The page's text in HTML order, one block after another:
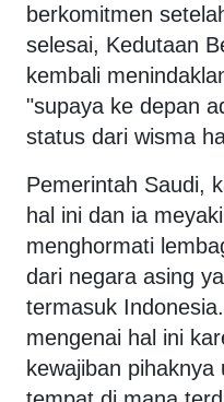
berkomitmen
selesai, Kedutaan
kembali
"supaya ke depan
status dari wisma
Pemerintah Saudi,
hal ini dan ia
menghormati
dari negara asing
termasuk
mengenai hal ini
kewajiban